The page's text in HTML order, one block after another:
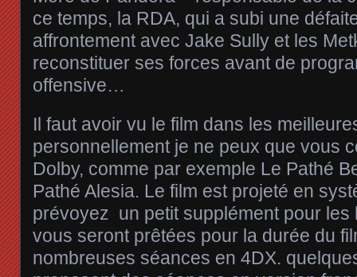
ce temps, la RDA, qui a subi une
affrontement avec Jake Sully et les
reconstituer ses forces avant de
offensive…
Il faut avoir vu le film dans les
personnellement je ne peux que vous
Dolby, comme par exemple Le Pathé
Pathé Alesia. Le film est projeté en
prévoyez un petit supplément pour les
vous seront prêtées pour la durée du
nombreuses séances en 4DX.